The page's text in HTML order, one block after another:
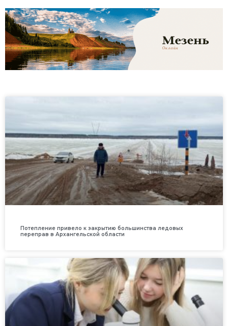
Потепление привело к закрытию большинства ледовых
переправ в Архангельской области